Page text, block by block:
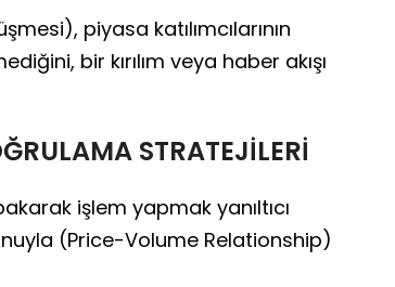
piyasa katılımcılarının
bir kırılım veya haber akışı
STRATEJİLERİ
işlem yapmak yanıltıcı
(Price-Volume Relationship)